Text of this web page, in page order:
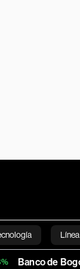
English
Bogota